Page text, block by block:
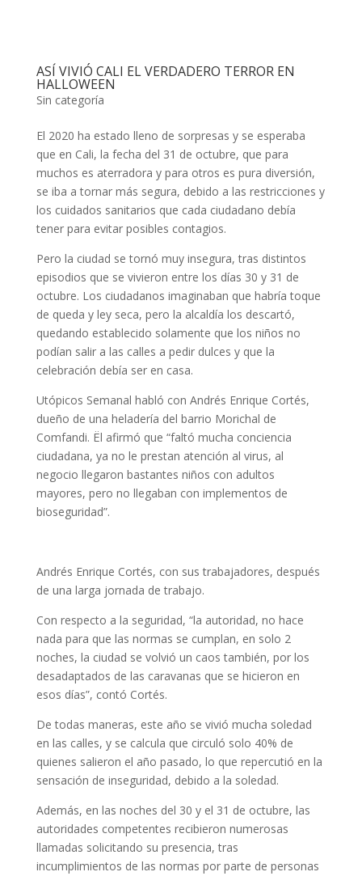
ASÍ VIVIÓ CALI EL VERDADERO TERROR EN
HALLOWEEN
Sin categoría
El 2020 ha estado lleno de sorpresas y se esperaba
que en Cali, la fecha del 31 de octubre, que para
muchos es aterradora y para otros es pura diversión,
se iba a tornar más segura, debido a las restricciones y
los cuidados sanitarios que cada ciudadano debía
tener para evitar posibles contagios.
Pero la ciudad se tornó muy insegura, tras distintos
episodios que se vivieron entre los días 30 y 31 de
octubre. Los ciudadanos imaginaban que habría toque
de queda y ley seca, pero la alcaldía los descartó,
quedando establecido solamente que los niños no
podían salir a las calles a pedir dulces y que la
celebración debía ser en casa.
Utópicos Semanal habló con Andrés Enrique Cortés,
dueño de una heladería del barrio Morichal de
Comfandi. Ël afirmó que “faltó mucha conciencia
ciudadana, ya no le prestan atención al virus, al
negocio llegaron bastantes niños con adultos
mayores, pero no llegaban con implementos de
bioseguridad”.
Andrés Enrique Cortés, con sus trabajadores, después
de una larga jornada de trabajo.
Con respecto a la seguridad, “la autoridad, no hace
nada para que las normas se cumplan, en solo 2
noches, la ciudad se volvió un caos también, por los
desadaptados de las caravanas que se hicieron en
esos días”, contó Cortés.
De todas maneras, este año se vivió mucha soledad
en las calles, y se calcula que circuló solo 40% de
quienes salieron el año pasado, lo que repercutió en la
sensación de inseguridad, debido a la soledad.
Además, en las noches del 30 y el 31 de octubre, las
autoridades competentes recibieron numerosas
llamadas solicitando su presencia, tras
incumplimientos de las normas por parte de personas